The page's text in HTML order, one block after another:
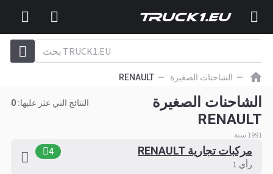
الشاحنات الصغيرة RENAULT
الشاحنات الصغيرة
RENAULT
1991 سنة
النتائج التي عثر عليها: 0
مركبات تجارية RENAULT 4
رأي 1